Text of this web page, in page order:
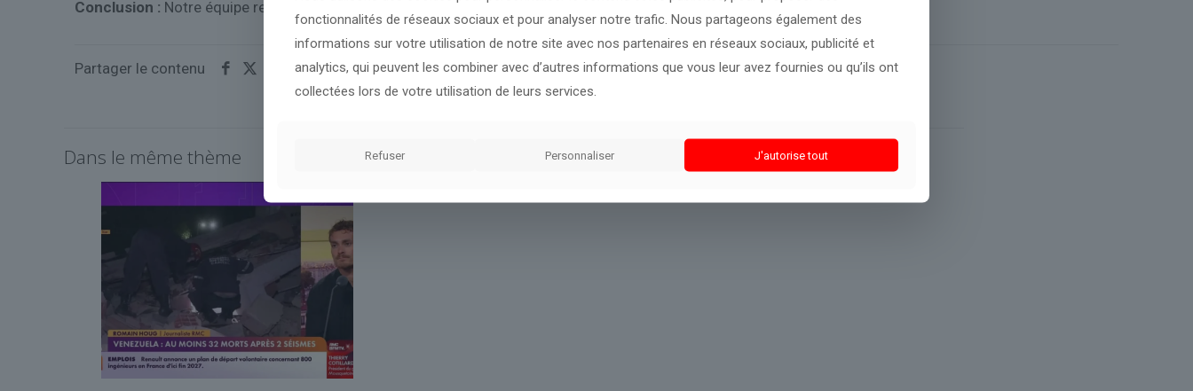
Conclusion : Notre équipe restera attentive aux prochains développements.
Partager le contenu
Dans le même thème
fonctionnalités de réseaux sociaux et pour analyser notre trafic. Nous partageons également des
informations sur votre utilisation de notre site avec nos partenaires en réseaux sociaux, publicité et
analytics, qui peuvent les combiner avec d’autres informations que vous leur avez fournies ou qu’ils ont
collectées lors de votre utilisation de leurs services.
Refuser Personnaliser J'autorise tout